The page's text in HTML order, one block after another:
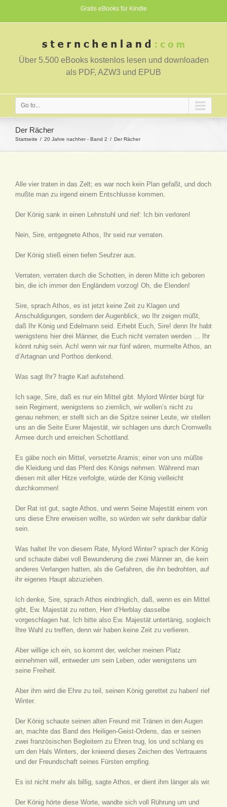
Gratis eBooks für Kindle
Über 5.500 eBooks kostenlos lesen und downloaden
als PDF, AZW3 und EPUB
Go to...
Der Rächer
Startseite 20 Jahre nachher - Band 2 Der Rächer
Alle vier traten in das Zelt; es war noch kein Plan gefaßt, und doch
mußte man zu irgend einem Entschlusse kommen.
Der König sank in einen Lehnstuhl und rief: Ich bin verloren!
Nein, Sire, entgegnete Athos, Ihr seid nur verraten.
Der König stieß einen tiefen Seufzer aus.
Verraten, verraten durch die Schotten, in deren Mitte ich geboren
bin, die ich immer den Engländern vorzog! Oh, die Elenden!
Sire, sprach Athos, es ist jetzt keine Zeit zu Klagen und
Anschuldigungen, sondern der Augenblick, wo Ihr zeigen müßt,
daß Ihr König und Edelmann seid. Erhebt Euch, Sire! denn Ihr habt
wenigstens hier drei Männer, die Euch nicht verraten werden … Ihr
könnt ruhig sein. Ach! wenn wir nur fünf wären, murmelte Athos, an
d’Artagnan und Porthos denkend.
Was sagt Ihr? fragte Karl aufstehend.
Ich sage, Sire, daß es nur ein Mittel gibt. Mylord Winter bürgt für
sein Regiment, wenigstens so ziemlich, wir wollen’s nicht zu
genau nehmen; er stellt sich an die Spitze seiner Leute, wir stellen
uns an die Seite Eurer Majestät, wir schlagen uns durch Cromwells
Armee durch und erreichen Schottland.
Es gäbe noch ein Mittel, versetzte Aramis; einer von uns müßte
die Kleidung und das Pferd des Königs nehmen. Während man
diesen mit aller Hitze verfolgte, würde der König vielleicht
durchkommen!
Der Rat ist gut, sagte Athos, und wenn Seine Majestät einem von
uns diese Ehre erweisen wollte, so würden wir sehr dankbar dafür
sein.
Was haltet Ihr von diesem Rate, Mylord Winter? sprach der König
und schaute dabei voll Bewunderung die zwei Männer an, die kein
anderes Verlangen hatten, als die Gefahren, die ihn bedrohten, auf
ihr eigenes Haupt abzuziehen.
Ich denke, Sire, sprach Athos eindringlich, daß, wenn es ein Mittel
gibt, Ew. Majestät zu retten, Herr d’Herblay dasselbe
vorgeschlagen hat. Ich bitte also Ew. Majestät untertänig, sogleich
Ihre Wahl zu treffen, denn wir haben keine Zeit zu verlieren.
Aber willige ich ein, so kommt der, welcher meinen Platz
einnehmen will, entweder um sein Leben, oder wenigstens um
seine Freiheit.
Aber ihm wird die Ehre zu teil, seinen König gerettet zu haben! rief
Winter.
Der König schaute seinen alten Freund mit Tränen in den Augen
an, machte das Band des Heiligen-Geist-Ordens, das er seinen
zwei französischen Begleitern zu Ehren trug, los und schlang es
um den Hals Winters, der knieend dieses Zeichen des Vertrauens
und der Freundschaft seines Fürsten empfing.
Es ist nicht mehr als billig, sagte Athos, er dient ihm länger als wir.
Der König hörte diese Worte, wandte sich voll Rührung um und